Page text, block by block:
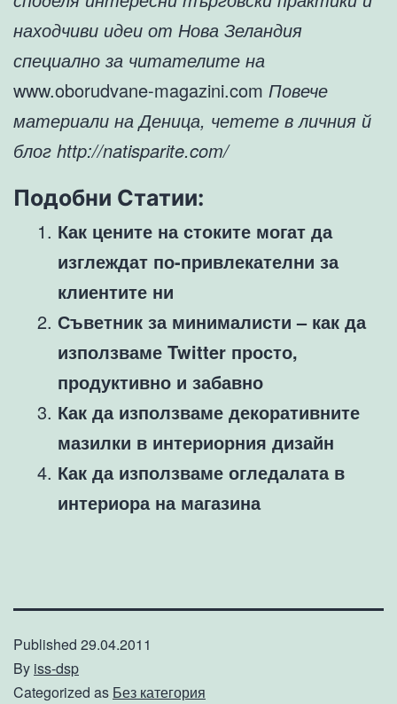
находчиви идеи от Нова Зеландия
специално за читателите на
www.oborudvane-magazini.com Повече
материали на Деница, четете в личния й
блог http://natisparite.com/
Подобни Статии:
Как цените на стоките могат да
изглеждат по-привлекателни за
клиентите ни
Съветник за минималисти – как да
използваме Twitter просто,
продуктивно и забавно
Как да използваме декоративните
мазилки в интериорния дизайн
Как да използваме огледалата в
интериора на магазина
Published 29.04.2011
By iss-dsp
Categorized as Без категория